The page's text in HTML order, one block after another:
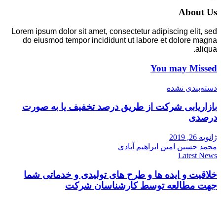
About Us
Lorem ipsum dolor sit amet, consectetur adipiscing elit, sed
do eiusmod tempor incididunt ut labore et dolore magna
aliqua.
You may Missed
دسته‌بندی نشده
بازاریابی شرکت از طریق درصد تخفیف یا به صورت
درصدی
ژانویه 26, 2019
محمد حسین امین ابراهیم آبادی
Latest News
خلاقیت و ایده ها و طرح های تولیدی و خدماتی شما
جهت مطالعه توسط کارشناسان شرکت